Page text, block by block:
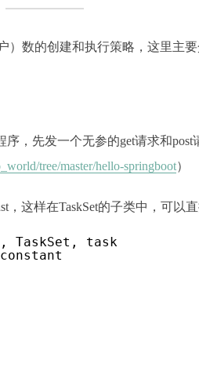
）数的创建和执行策略，这里主
，先发一个无参的get请求和
tree/master/hello-springboot）
这样在TaskSet的子类中，可以
TaskSet, task